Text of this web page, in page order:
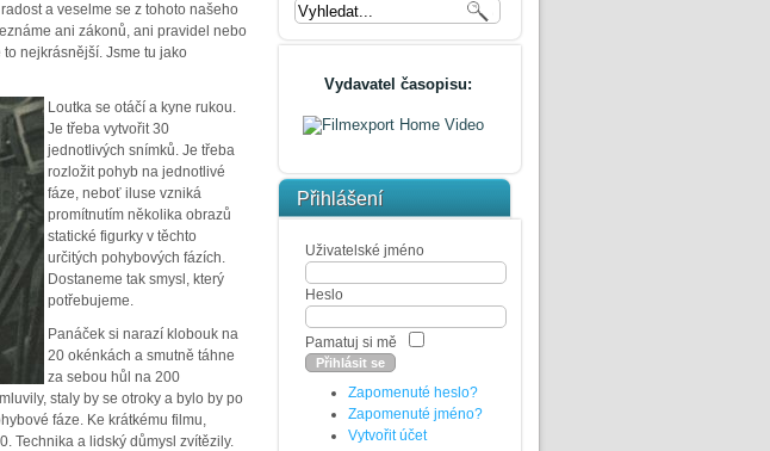
a veselme se z tohoto našeho
ani zákonů, ani pravidel nebo
nejkrásnější. Jsme tu jako
Loutka se otáčí a kyne rukou.
Je třeba vytvořit 30
jednotlivých snímků. Je třeba
rozložit pohyb na jednotlivé
fáze, neboť iluse vzniká
promítnutím několika obrazů
statické figurky v těchto
určitých pohybových fázích.
Dostaneme tak smysl, který
potřebujeme.
Panáček si narazí klobouk na
20 okénkách a smutně táhne
za sebou hůl na 200
staly by se otroky a bylo by po
fáze. Ke krátkému filmu,
Technika a lidský důmysl zvítězily.
Vydavatel časopisu:
Přihlášení
Uživatelské jméno
Heslo
Pamatuj si mě
Zapomenuté heslo?
Zapomenuté jméno?
Vytvořit účet